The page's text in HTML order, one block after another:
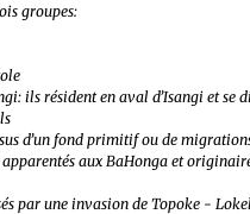
groupes:
ils résident en aval d’Isangi et se
fond primitif ou de migrations
aux BaHonga et
une invasion de Topoke -